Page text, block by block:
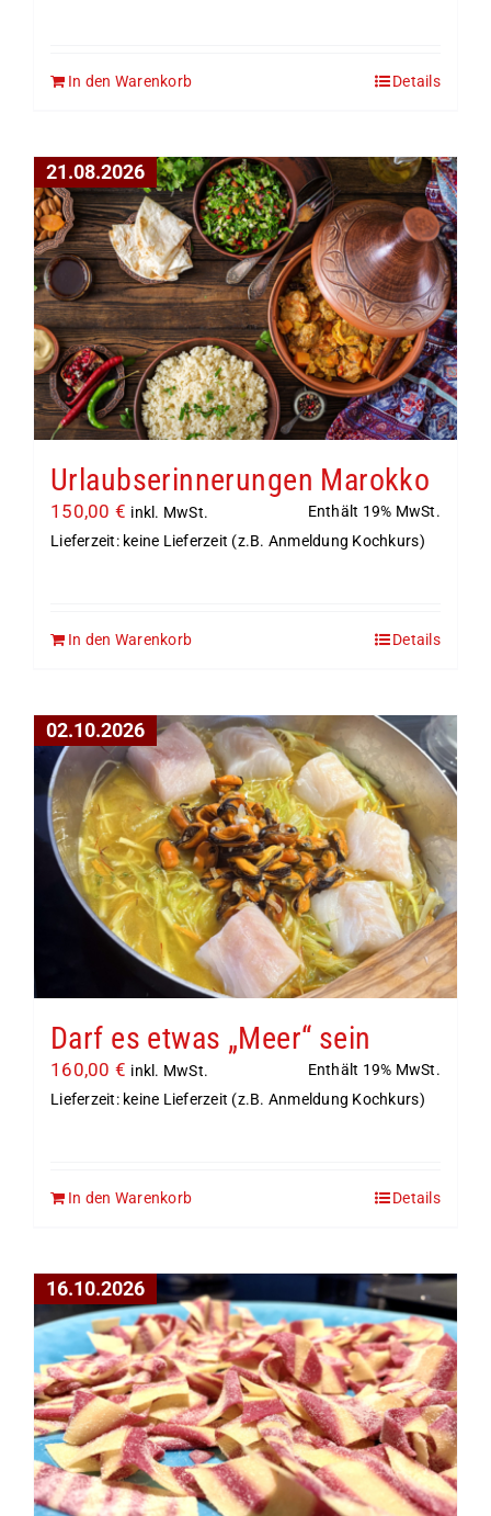
In den Warenkorb Details
21.08.2026
Urlaubserinnerungen Marokko
150,00 € inkl. MwSt.
Enthält 19% MwSt.
Lieferzeit: keine Lieferzeit (z.B. Anmeldung Kochkurs)
In den Warenkorb Details
02.10.2026
Darf es etwas „Meer“ sein
160,00 € inkl. MwSt.
Enthält 19% MwSt.
Lieferzeit: keine Lieferzeit (z.B. Anmeldung Kochkurs)
In den Warenkorb Details
16.10.2026